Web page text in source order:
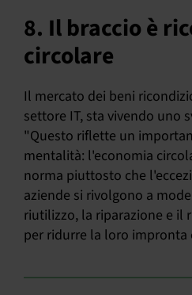
8. Il braccio è
circolare
Il mercato dei beni
settore IT, sta vivendo uno
"Questo riflette un
mentalità: l'economia
norma piuttosto che
aziende si rivolgono a
riutilizzo, la riparazione e il
per ridurre la loro impronta